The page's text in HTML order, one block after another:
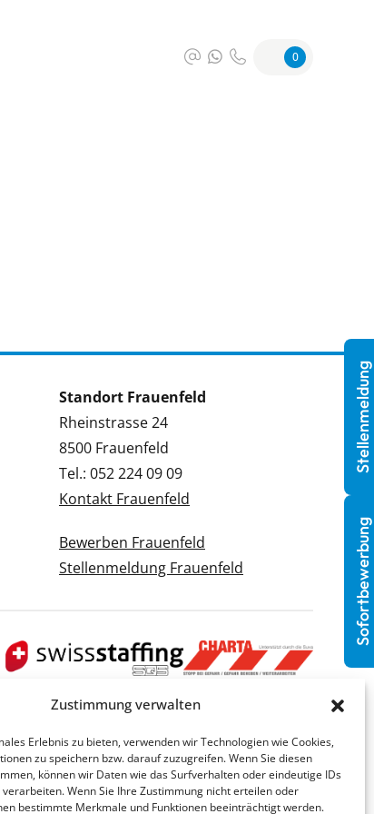
Zustimmung verwalten
Erlebnis zu bieten, verwenden wir Technologien wie Cookies,
zu speichern bzw. darauf zuzugreifen. Wenn Sie diesen
können wir Daten wie das Surfverhalten oder eindeutige IDs
Wenn Sie Ihre Zustimmung nicht erteilen oder
bestimmte Merkmale und Funktionen beeinträchtigt werden.
0
Standort Frauenfeld
Rheinstrasse 24
8500 Frauenfeld
Tel.: 052 224 09 09
Kontakt Frauenfeld
Bewerben Frauenfeld
Stellenmeldung Frauenfeld
Sofortbewerbung
Stellenmeldung